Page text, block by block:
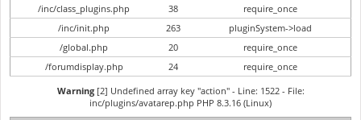
/inc/class_plugins.php
38
require_once
/inc/init.php
263
pluginSystem->load
/global.php
20
require_once
/forumdisplay.php
24
require_once
Warning[2] Undefined array key "action" - Line: 1522 - File:
inc/plugins/avatarep.php PHP 8.3.16 (Linux)